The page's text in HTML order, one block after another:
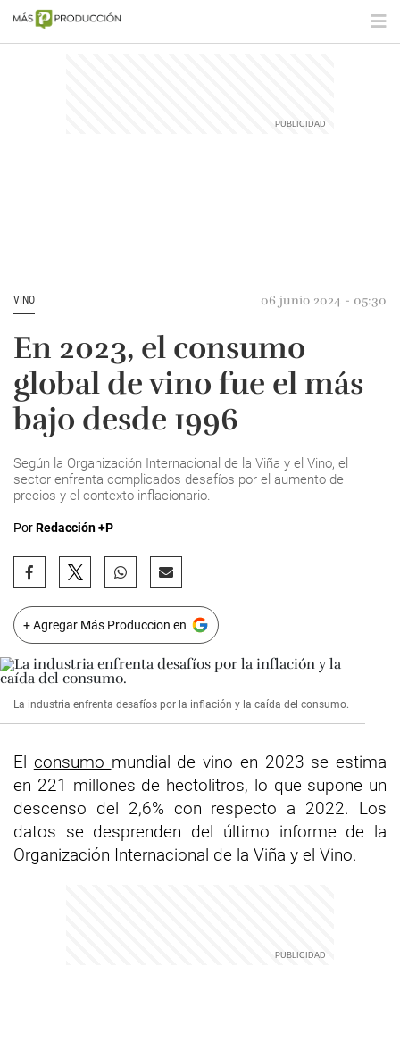
VINO 06 junio 2024 - 05:30
En 2023, el consumo
global de vino fue el más
bajo desde 1996
Según la Organización Internacional de la Viña y el Vino, el
sector enfrenta complicados desafíos por el aumento de
precios y el contexto inflacionario.
PorRedacción +P
+ Agregar Más Produccion en
La industria enfrenta desafíos por la inflación y la caída del consumo.
El consumo mundial de vino en 2023 se estima
en 221 millones de hectolitros, lo que supone un
descenso del 2,6% con respecto a 2022. Los
datos se desprenden del último informe de la
Organización Internacional de la Viña y el Vino.